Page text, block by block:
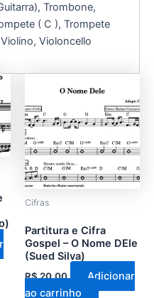
Trombone,
( C ), Trompete
Violoncello
Cifras
Partitura e Cifra
Gospel – O Nome DEle
(Sued Silva)
R$20,00
Adicionar
ao carrinho